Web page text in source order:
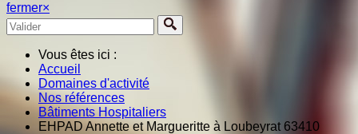
fermer×
Vous êtes ici :
Accueil
Domaines d'activité
Nos références
Bâtiments Hospitaliers
EHPAD Annette et Margueritte à Loubeyrat 63410